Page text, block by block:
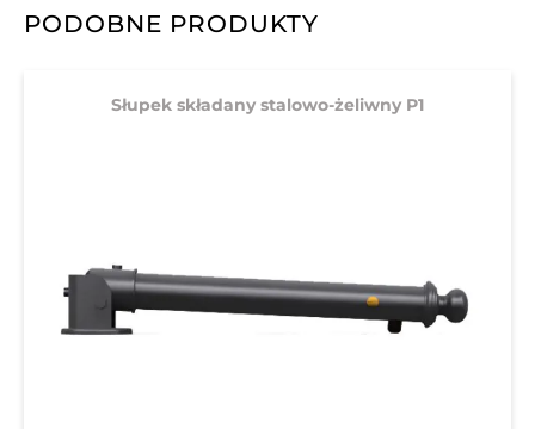
PODOBNE PRODUKTY
Słupek składany stalowo-żeliwny P1